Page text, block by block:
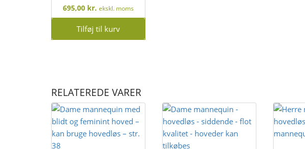
695,00 kr. ekskl. moms
Tilføj til kurv
RELATEREDE VARER